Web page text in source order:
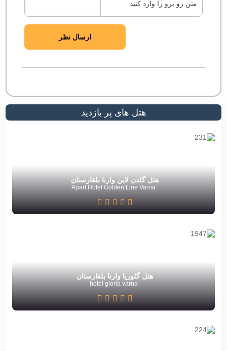
ارسال نظر
هتل های پر بازدید
هتل گلدن لاین وارنا بلغارستان
Apart Hotel Golden Line Varna
هتل گلوریا وارنا بلغارستان
hotel gloria varna